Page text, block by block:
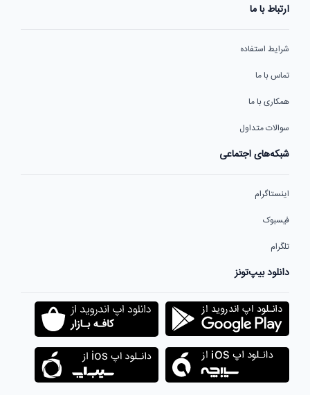
ارتباط با ما
شرایط استفاده
تماس با ما
همکاری با ما
سوالات متداول
شبکه‌های اجتماعی
اینستاگرام
فیسبوک
تلگرام
دانلود بیپ‌تونز